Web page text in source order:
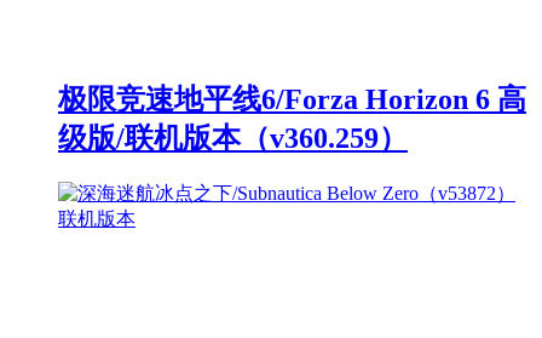
极限竞速地平线6/Forza Horizon 6 高
级版/联机版本（v360.259）